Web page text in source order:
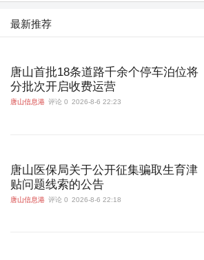
最新推荐
唐山首批18条道路千余个停车泊位将
分批次开启收费运营
唐山信息港 评论 0 2026-8-6 22:23
唐山医保局关于公开征集骗取生育津
贴问题线索的公告
唐山信息港 评论 0 2026-8-6 22:18